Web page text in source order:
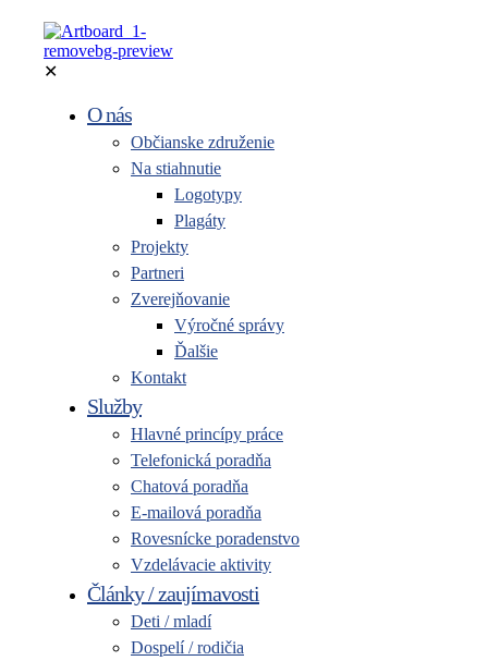
✕
O nás
Občianske združenie
Na stiahnutie
Logotypy
Plagáty
Projekty
Partneri
Zverejňovanie
Výročné správy
Ďalšie
Kontakt
Služby
Hlavné princípy práce
Telefonická poradňa
Chatová poradňa
E-mailová poradňa
Rovesnícke poradenstvo
Vzdelávacie aktivity
Články / zaujímavosti
Deti / mladí
Dospelí / rodičia